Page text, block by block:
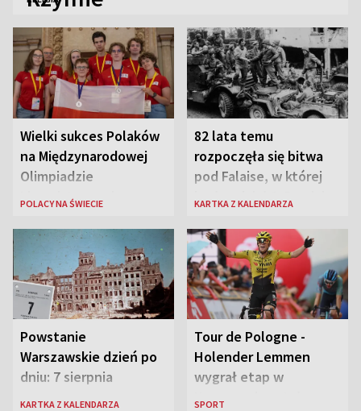
Wielki sukces Polaków
na Międzynarodowej
Olimpiadzie
Lingwistycznej
POLACY NA ŚWIECIE
82 lata temu
rozpoczęła się bitwa
pod Falaise, w której
brała udział 1. Dywizja
KARTKA Z KALENDARZA
Powstanie
Warszawskie dzień po
dniu: 7 sierpnia
KARTKA Z KALENDARZA
Tour de Pologne -
Holender Lemmen
wygrał etap w
Karpaczu i został
SPORT